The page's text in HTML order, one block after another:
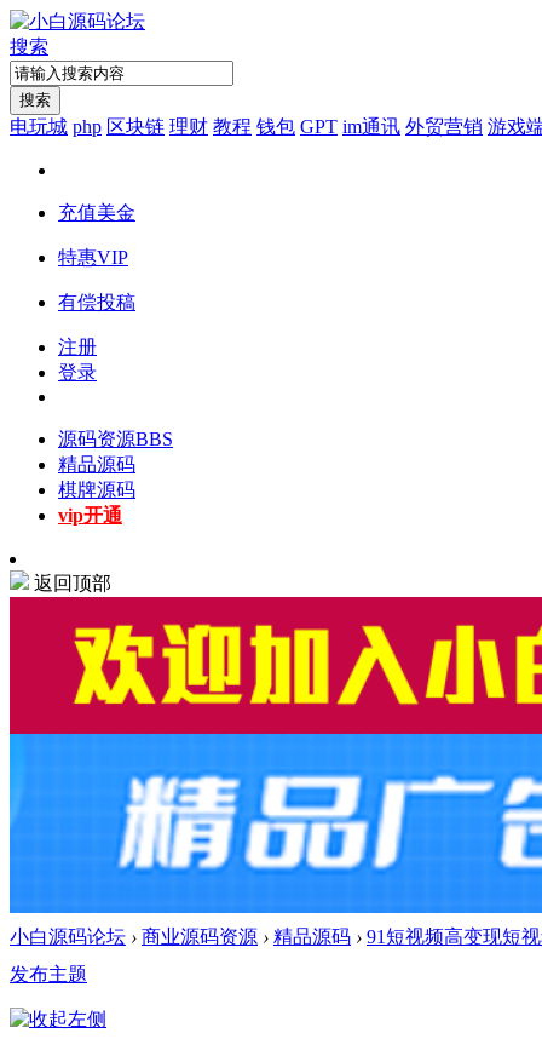
搜索
搜索
电玩城 php 区块链 理财 教程 钱包 GPT im通讯 外贸营销 游戏
充值美金
特惠VIP
有偿投稿
注册
登录
源码资源BBS
精品源码
棋牌源码
vip开通
返回顶部
小白源码论坛 › 商业源码资源 › 精品源码 › 91短视频高变现短
发布主题